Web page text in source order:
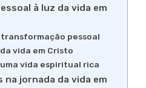
à luz da vida em
transformação pessoal
vida em Cristo
vida espiritual rica
na jornada da vida em